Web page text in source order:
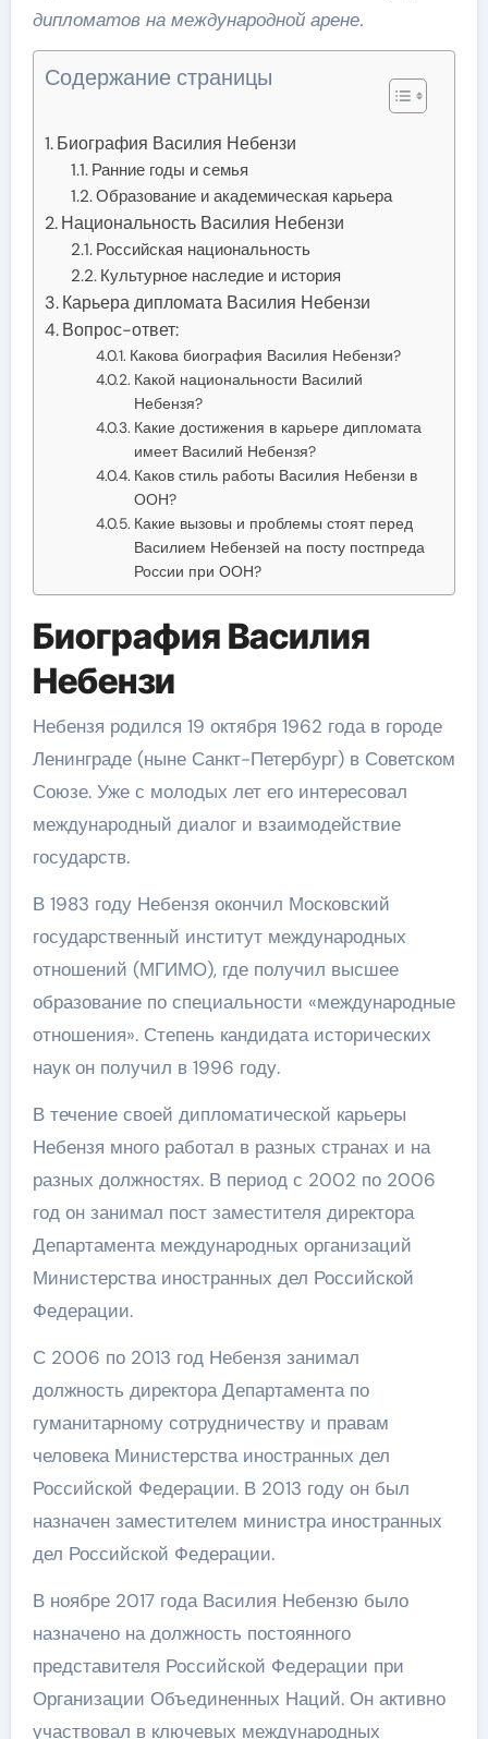
дипломатов на международной арене.
Содержание страницы
Биография Василия Небензи
Ранние годы и семья
Образование и академическая карьера
Национальность Василия Небензи
Российская национальность
Культурное наследие и история
Карьера дипломата Василия Небензи
Вопрос-ответ:
Какова биография Василия Небензи?
Какой национальности Василий
Небензя?
Какие достижения в карьере дипломата
имеет Василий Небензя?
Каков стиль работы Василия Небензи в
ООН?
Какие вызовы и проблемы стоят перед
Василием Небензей на посту постпреда
России при ООН?
Биография Василия
Небензи
Небензя родился 19 октября 1962 года в городе
Ленинграде (ныне Санкт-Петербург) в Советском
Союзе. Уже с молодых лет его интересовал
международный диалог и взаимодействие
государств.
В 1983 году Небензя окончил Московский
государственный институт международных
отношений (МГИМО), где получил высшее
образование по специальности «международные
отношения». Степень кандидата исторических
наук он получил в 1996 году.
В течение своей дипломатической карьеры
Небензя много работал в разных странах и на
разных должностях. В период с 2002 по 2006
год он занимал пост заместителя директора
Департамента международных организаций
Министерства иностранных дел Российской
Федерации.
С 2006 по 2013 год Небензя занимал
должность директора Департамента по
гуманитарному сотрудничеству и правам
человека Министерства иностранных дел
Российской Федерации. В 2013 году он был
назначен заместителем министра иностранных
дел Российской Федерации.
В ноябре 2017 года Василия Небензю было
назначено на должность постоянного
представителя Российской Федерации при
Организации Объединенных Наций. Он активно
участвовал в ключевых международных